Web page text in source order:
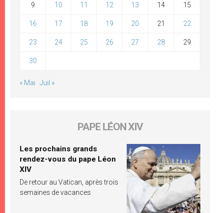
9 10 11 12 13 14 15
16 17 18 19 20 21 22
23 24 25 26 27 28 29
30
« Mai Juil »
PAPE LÉON XIV
Les prochains grands
rendez-vous du pape Léon
XIV
De retour au Vatican, après trois
semaines de vacances